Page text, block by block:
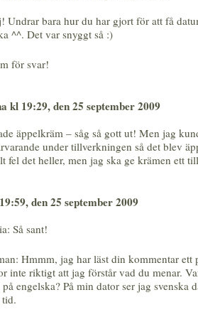
Undrar bara hur du har gjort för att få
^^. Det var snyggt så :)
för svar!
kl 19:29, den 25 september 2009
äppelkräm – såg så gott ut! Men jag
under tillverkningen så det blev
fel det heller, men jag ska ge krämen ett
den 25 september 2009
Så sant!
Hmmm, jag har läst din kommentar ett
inte riktigt att jag förstår vad du menar.
engelska? På min dator ser jag svenska
tid.